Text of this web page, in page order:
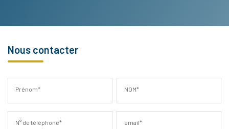
Nous contacter
Prénom* NOM*
N° de téléphone* email*